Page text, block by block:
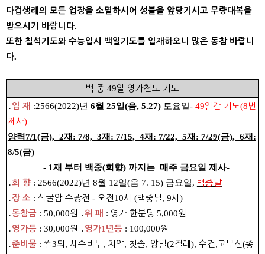
다겁생래의 모든 업장을 소멸하시어 성불을 앞당기시고 무량대복을
받으시기 바랍니다.
또한 칠석기도와 수능입시 백일기도를 입재하오니 많은 동참 바랍니
다.
백 중 49일 영가천도 기도
․ 입 재 :2566(2022)년 6월 25일(음, 5.27)토요일- 49일간 기도(8 번
제사)
양력7/1(금), 2재: 7/8, 3재: 7/15, 4재: 7/22, 5재: 7/29(금), 6재:
8/5(금)
- 1재 부터 백중(회향) 까지는 매주 금요일 제사-
․회 향 : 2566(2022)년 8월 12일(음 7. 15) 금요일, 백중날
․ 장 소 : 석굴암 수광전 - 오전 10시 (백중날, 9시 )
․동참금 : 50,000원 ․위 패 : 영가 한분당 5,000원
․ 영가등 : 30,000원 ․ 영가1 년등 : 100,000원
․준비물 : 쌀3되 , 세수비누, 치약, 칫솔, 양말(2컬레 ), 수건 ,고무신(종